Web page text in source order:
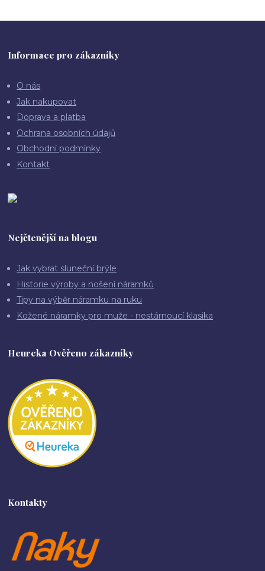
Informace pro zákazníky
O nás
Jak nakupovat
Doprava a platba
Ochrana osobních údajů
Obchodní podmínky
Kontakt
Nejčtenější na blogu
Jak vybrat sluneční brýle
Historie výroby a nošení náramků
Tipy na výběr náramku na ruku
Kožené náramky pro muže - nestárnoucí klasika
Heureka Ověřeno zákazníky
Kontakty